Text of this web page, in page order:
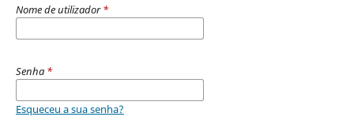
Nome de utilizador*
Senha *
Esqueceu a sua senha?